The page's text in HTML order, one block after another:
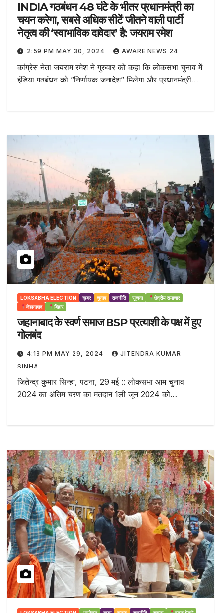
INDIA गठबंधन 48 घंटे के भीतर प्रधानमंत्री का
चयन करेगा, सबसे अधिक सीटें जीतने वाली पार्टी
नेतृत्व की ‘स्वाभाविक दावेदार’ है: जयराम रमेश
2:59 PM MAY 30, 2024 AWARE NEWS 24
कांग्रेस नेता जयराम रमेश ने गुरुवार को कहा कि लोकसभा चुनाव में
इंडिया गठबंधन को ”निर्णायक जनादेश” मिलेगा और प्रधानमंत्री…
LOKSABHA ELECTION ख़बर चुनाव राजनीति सूचना
क्षेत्रीय समाचार
जेहानाबाद
बिहार
जहानाबाद के स्वर्ण समाज BSP प्रत्याशी के पक्ष में हुए
गोलबंद
4:13 PM MAY 29, 2024
JITENDRA KUMAR
SINHA
जितेन्द्र कुमार सिन्हा, पटना, 29 मई :: लोकसभा आम चुनाव
2024 का अंतिम चरण का मतदान 1ली जून 2024 को…